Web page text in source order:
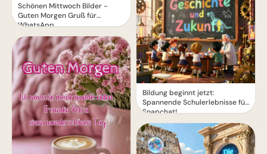
Schönen Mittwoch Bilder -
Guten Morgen Gruß für
WhatsApp
Bildung beginnt jetzt:
Spannende Schulerlebnisse für
Snapchat!